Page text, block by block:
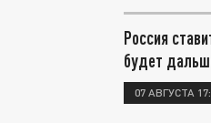
Россия
будет
07 АВГУСТА